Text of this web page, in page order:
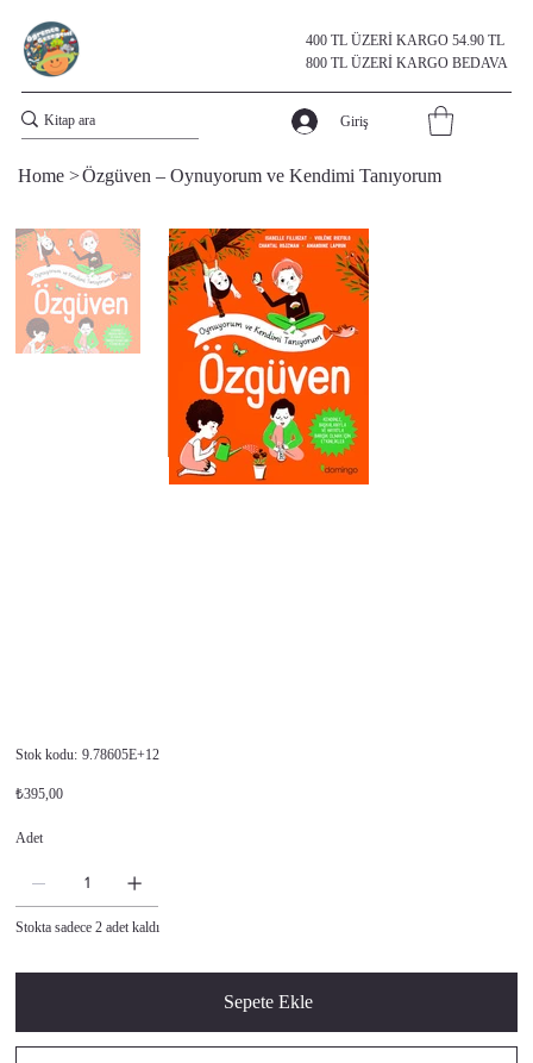
400 TL ÜZERİ KARGO 54.90 TL
800 TL ÜZERİ KARGO BEDAVA
Giriş
Home >Özgüven – Oynuyorum ve Kendimi Tanıyorum
Stok kodu: Stok
9.78605E+12
Orijinal
fiyat
₺395,00
Adet
Stokta sadece 2 adet kaldı
Sepete Ekle